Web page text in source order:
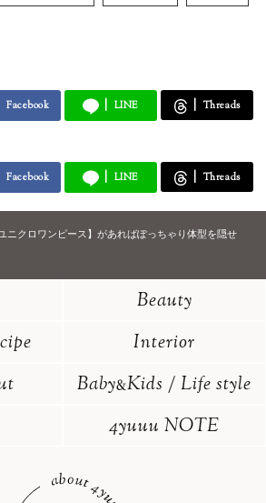
Facebook LINE Threads
Facebook LINE Threads
ユニクロワンピース】があればぽっちゃり体型を隠せ
Beauty
Interior
Baby&Kids / Life style
4yuuu NOTE